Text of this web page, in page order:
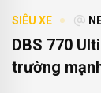
SIÊU XE
DBS 770